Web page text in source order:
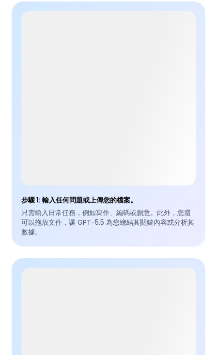
步驟 1:輸入任何問題或上傳您的檔案。
只需輸入日常任務，例如寫作、編碼或創意。此外，您還
可以拖放文件，讓 GPT-5.5 為您總結其關鍵內容或分析其
數據。